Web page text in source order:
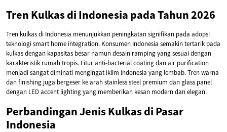
Tren Kulkas di Indonesia pada Tahun 2026
Tren kulkas di Indonesia menunjukkan peningkatan signifikan pada adopsi
teknologi smart home integration. Konsumen Indonesia semakin tertarik pada
kulkas dengan kapasitas besar namun desain ramping yang sesuai dengan
karakteristik rumah tropis. Fitur anti-bacterial coating dan air purification
menjadi sangat diminati mengingat iklim Indonesia yang lembab. Tren warna
dan finishing juga bergeser ke arah stainless steel premium dan glass panel
dengan LED accent lighting yang memberikan kesan modern dan elegan.
Perbandingan Jenis Kulkas di Pasar
Indonesia